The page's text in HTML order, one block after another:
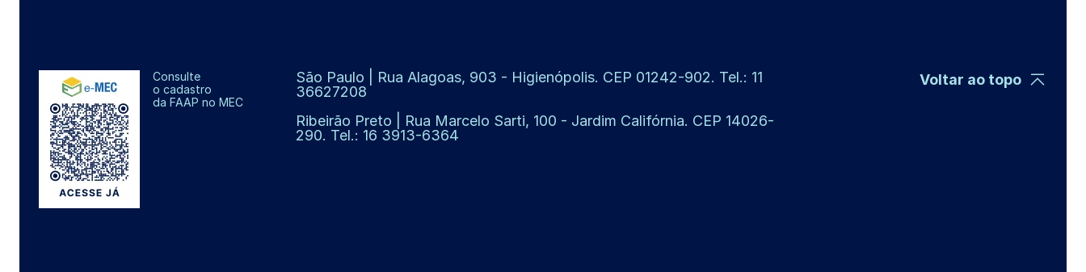
Consulte
o cadastro
da FAAP no MEC
São Paulo | Rua Alagoas, 903 - Higienópolis. CEP 01242-902. Tel.: 11
36627208
Ribeirão Preto | Rua Marcelo Sarti, 100 - Jardim Califórnia. CEP 14026-
290. Tel.: 16 3913-6364
Voltar ao topo